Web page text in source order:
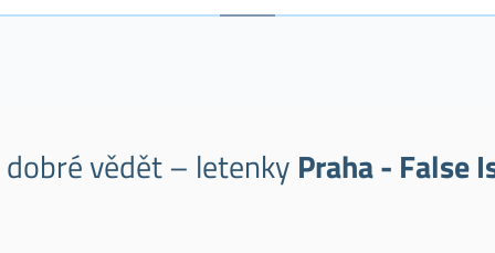
dobré vědět – letenky Praha - False